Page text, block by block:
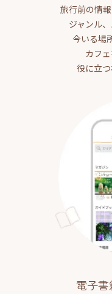
旅行前の情
ジャンル
今いる場
カフ
役に立
電子